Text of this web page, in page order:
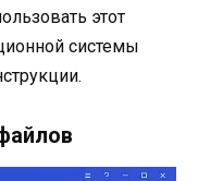
этот
системы